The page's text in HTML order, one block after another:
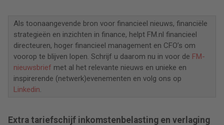
Als toonaangevende bron voor financieel nieuws, financiële
strategieën en inzichten in finance, helpt FM.nl financieel
directeuren, hoger financieel management en CFO’s om
voorop te blijven lopen. Schrijf u daarom nu in voor de FM-
nieuwsbrief met al het relevante nieuws en unieke en
inspirerende (netwerk)evenementen en volg ons op
Linkedin.
Extra tariefschijf inkomstenbelasting en verlaging